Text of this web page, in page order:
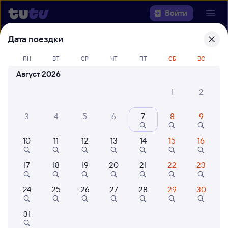
Войти
билеты Ярославль-Главный — Яя
Найти поезда
Дата поездки
ПН ВТ СР ЧТ ПТ СБ ВС
Август 2026
1
2
3 4 5 6 7 8 9
10 11 12 13 14 15 16
17 18 19 20 21 22 23
24 25 26 27 28 29 30
31